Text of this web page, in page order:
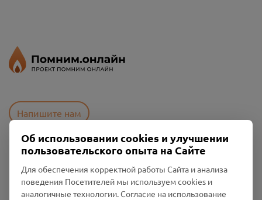
Напишите нам
Политика конфиденциальности
Промо-материалы
Об использовании cookies и улучшении
пользовательского опыта на Сайте
Для обеспечения корректной работы Сайта и анализа
поведения Посетителей мы используем cookies и
аналогичные технологии. Согласие на использование